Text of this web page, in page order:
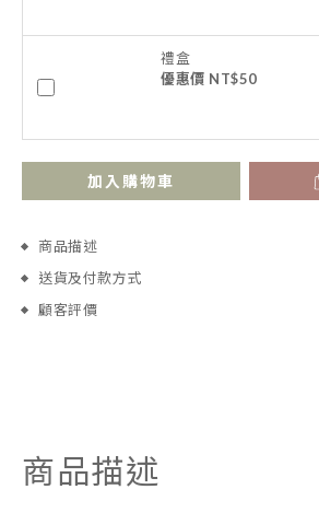
禮盒
優惠價 NT$50
加入購物車
商品描述
送貨及付款方式
顧客評價
商品描述